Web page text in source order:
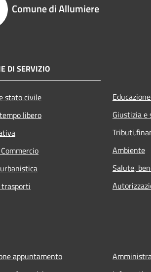
Comune di Allumiere
DI SERVIZIO
stato civile
libero
Giustizia e
Ambiente
Salute,
appuntamento